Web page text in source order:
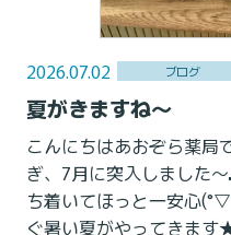
2026.07.02 ブログ
夏がきますね〜
こんにちはあおぞら薬
ぎ、7月に突入しました
ち着いてほっと一安心
ぐ暑い夏がやってきます